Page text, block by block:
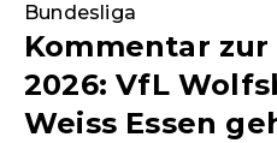
Bundesliga
Kommentar
2026: VfL
Weiss Essen